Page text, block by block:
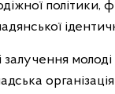
політики,
молоді